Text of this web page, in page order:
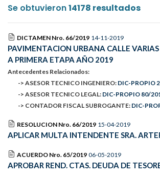
Se obtuvieron14178 resultados
DICTAMEN Nro. 66/2019 14-11-2019
PAVIMENTACION URBANA CALLE VARIAS
A PRIMERA ETAPA AÑO 2019
Antecedentes Relacionados:
-> ASESOR TECNICO INGENIERO: DIC-PROPIO
-> ASESOR TECNICO LEGAL: DIC-PROPIO 80/
-> CONTADOR FISCAL SUBROGANTE: DIC-
RESOLUCION Nro. 66/2019 15-04-2019
APLICAR MULTA INTENDENTE SRA.
ACUERDO Nro. 65/2019 06-05-2019
APROBAR REND. CTAS. DEUDA DE